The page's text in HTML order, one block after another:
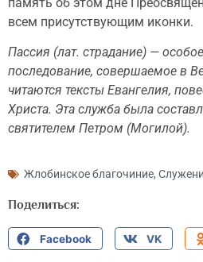
всем присутствующим иконки.
Пассия (лат. страдание) —
последование, совершаемое в
читаются тексты Евангелия,
Христа. Эта служба была
святителем Петром (Могилой).
Жлобинское благочиние,
Поделиться:
Facebook VK